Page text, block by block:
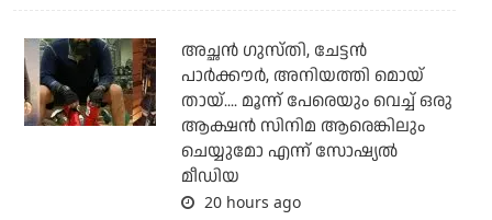
അച്ഛന്‍ ഗുസ്തി, ചേട്ടന്‍
പാര്‍ക്കൗര്‍, അനിയത്തി മൊയ്
തായ്.... മൂന്ന് പേരെയും വെച്ച് ഒരു
ആക്ഷന്‍ സിനിമ ആരെങ്കിലും
ചെയ്യുമോ എന്ന് സോഷ്യല്‍
മീഡിയ
20 hours ago